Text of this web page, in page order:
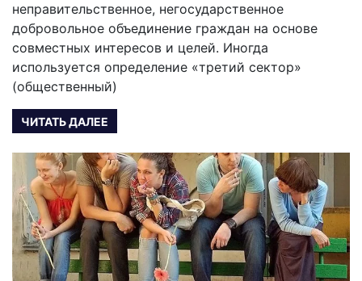
неправительственное, негосударственное
добровольное объединение граждан на основе
совместных интересов и целей. Иногда
используется определение «третий сектор»
(общественный)
ЧИТАТЬ ДАЛЕЕ